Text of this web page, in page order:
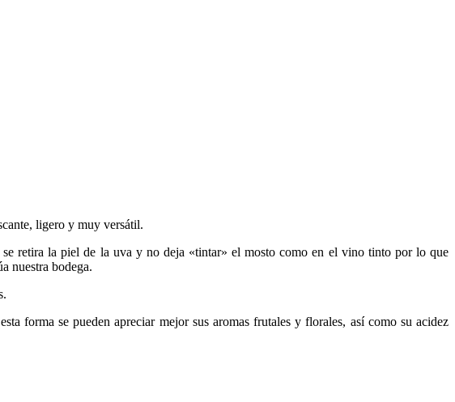
ligero y muy versátil.
retira la piel de la uva y no deja «tintar» el mosto como en el vino tinto por lo que
nuestra bodega.
forma se pueden apreciar mejor sus aromas frutales y florales, así como su acidez